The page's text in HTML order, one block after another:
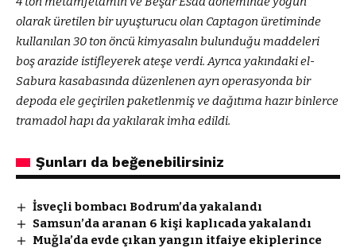
olarak üretilen bir uyuşturucu olan Captagon üretiminde
kullanılan 30 ton öncü kimyasalın bulunduğu maddeleri
boş arazide istifleyerek ateşe verdi. Ayrıca yakındaki el-
Sabura kasabasında düzenlenen ayrı operasyonda bir
depoda ele geçirilen paketlenmiş ve dağıtıma hazır binlerce
tramadol hapı da yakılarak imha edildi.
Şunları da beğenebilirsiniz
İsveçli bombacı Bodrum’da yakalandı
Samsun’da aranan 6 kişi kaplıcada yakalandı
Muğla’da evde çıkan yangın itfaiye ekiplerince